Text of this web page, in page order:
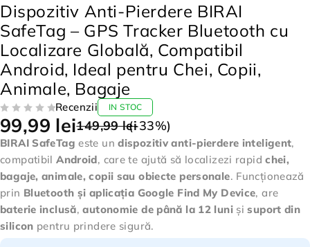
Dispozitiv Anti-Pierdere BIRAI
SafeTag – GPS Tracker Bluetooth cu
Localizare Globală, Compatibil
Android, Ideal pentru Chei, Copii,
Animale, Bagaje
Recenzii IN STOC
149,99lei
99,99 lei (-33%)
BIRAI SafeTag este undispozitiv anti-pierdere inteligent,
compatibilAndroid, care te ajută să localizezi rapidchei,
bagaje, animale, copii sau obiecte personale. Funcționează
prin Bluetooth și aplicația Google Find My Device, are
baterie inclusă,autonomie de până la 12 lunișisuport din
silicon pentru prindere sigură.